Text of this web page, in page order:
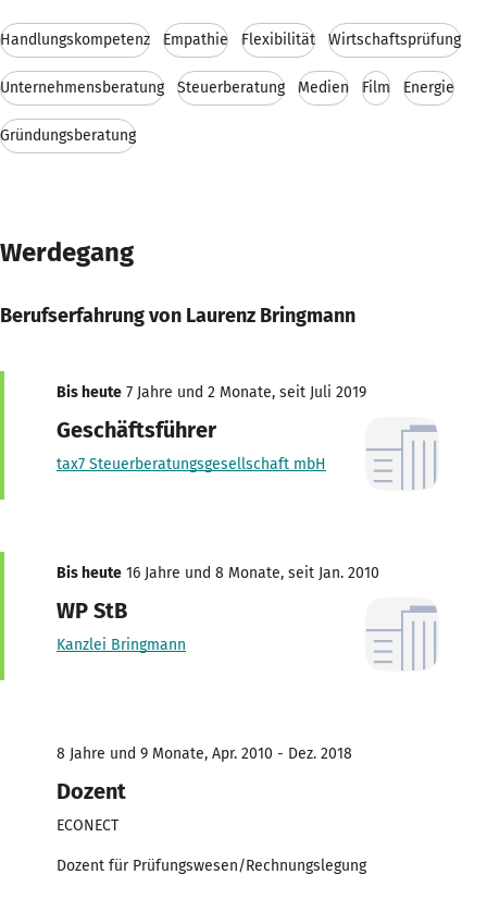
Handlungskompetenz Empathie Flexibilität Wirtschaftsprüfung
Unternehmensberatung Steuerberatung Medien Film Energie
Gründungsberatung
Werdegang
Berufserfahrung von Laurenz Bringmann
Bis heute 7 Jahre und 2 Monate, seit Juli 2019
Geschäftsführer
tax7 Steuerberatungsgesellschaft mbH
Bis heute 16 Jahre und 8 Monate, seit Jan. 2010
WP StB
Kanzlei Bringmann
8 Jahre und 9 Monate, Apr. 2010 - Dez. 2018
Dozent
ECONECT
Dozent für Prüfungswesen/Rechnungslegung